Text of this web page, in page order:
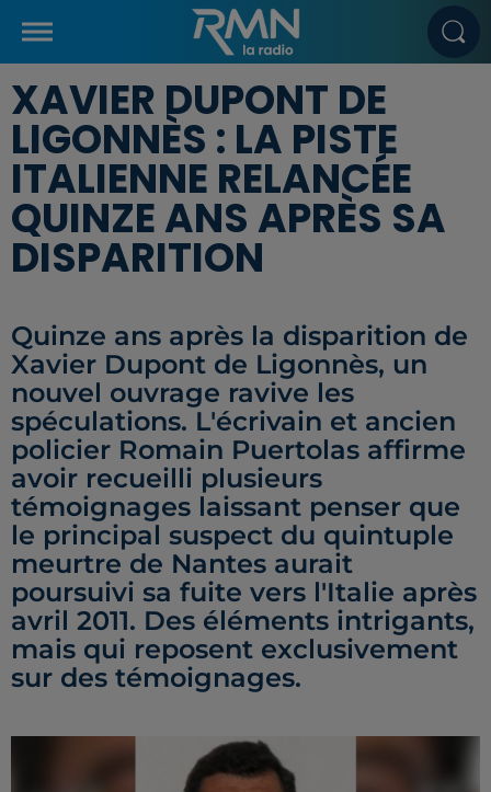
XAVIER DUPONT DE
LIGONNÈS : LA PISTE
ITALIENNE RELANCÉE
QUINZE ANS APRÈS SA
DISPARITION
Quinze ans après la disparition de
Xavier Dupont de Ligonnès, un
nouvel ouvrage ravive les
spéculations. L'écrivain et ancien
policier Romain Puertolas affirme
avoir recueilli plusieurs
témoignages laissant penser que
le principal suspect du quintuple
meurtre de Nantes aurait
poursuivi sa fuite vers l'Italie après
avril 2011. Des éléments intrigants,
mais qui reposent exclusivement
sur des témoignages.